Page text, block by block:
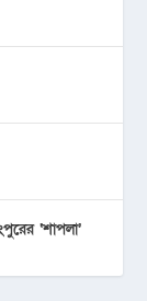
‘শাপলা’